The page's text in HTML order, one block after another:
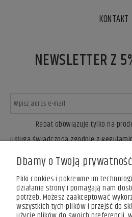
KONTAKT
NEWSLETTER Z
Rabat obowiązuje tylko na
ZAPISZ SIĘ
Usługa świadczona zgodnie z
Dbamy o Twoją prywatność
Pliki cookies i pokrewne im
działanie strony i pomagają nam
potrzeb. Możesz zaakceptować
wszystkich tych plików i przejść do